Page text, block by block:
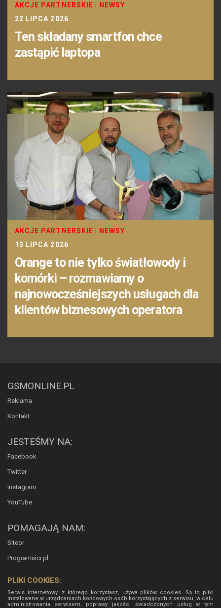
AKCJE PARTNERSKIE | NEWSY
22 LIPCA 2026
Ten składany smartfon chce
zastąpić laptopa
AKCJE PARTNERSKIE
NEWSY
13 LIPCA 2026
Orange to nie tylko światłowody i
komórki – rozmawiamy o
najnowocześniejszych usługach dla
klientów biznesowych operatora
GSMONLINE.PL
Reklama
Kontakt
JESTEŚMY NA:
Facebook
Twitter
Instagram
YouTube
POMAGAJĄ NAM:
Siteor
Programiści.pl
PLIKI COOKIES:
Serwis internetowy, z którego korzystasz, używa plików cookies. Są to pliki
instalowane w urządzeniach końcowych osób korzystających z serwisu, w celu
administrowania serwisem, poprawy jakości świadczonych usług w tym